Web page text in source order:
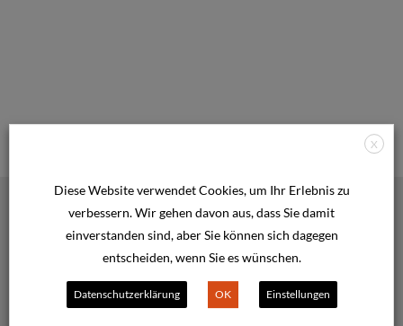
PARTNER, DIE AUF UNS
VERTRAUEN
UNSERE KUNDEN
X
Diese Website verwendet Cookies, um Ihr Erlebnis zu
verbessern. Wir gehen davon aus, dass Sie damit
einverstanden sind, aber Sie können sich dagegen
entscheiden, wenn Sie es wünschen.
Datenschutzerklärung OK Einstellungen